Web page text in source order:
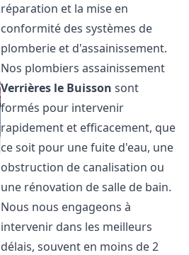
réparation et la mise en
conformité des systèmes de
plomberie et d'assainissement.
Nos plombiers assainissement
Verrières le Buisson sont
formés pour intervenir
rapidement et efficacement, que
ce soit pour une fuite d'eau, une
obstruction de canalisation ou
une rénovation de salle de bain.
Nous nous engageons à
intervenir dans les meilleurs
délais, souvent en moins de 2